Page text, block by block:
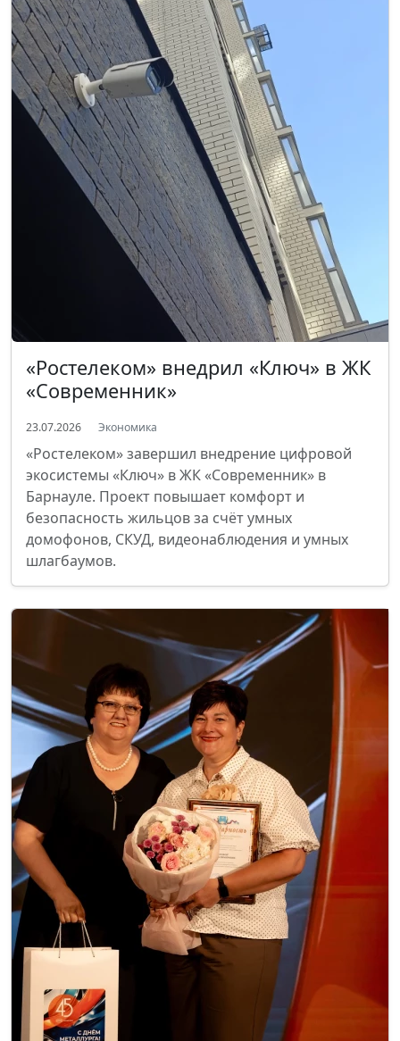
«Ростелеком» внедрил «Ключ» в ЖК
«Современник»
23.07.2026 Экономика
«Ростелеком» завершил внедрение цифровой
экосистемы «Ключ» в ЖК «Современник» в
Барнауле. Проект повышает комфорт и
безопасность жильцов за счёт умных
домофонов, СКУД, видеонаблюдения и умных
шлагбаумов.